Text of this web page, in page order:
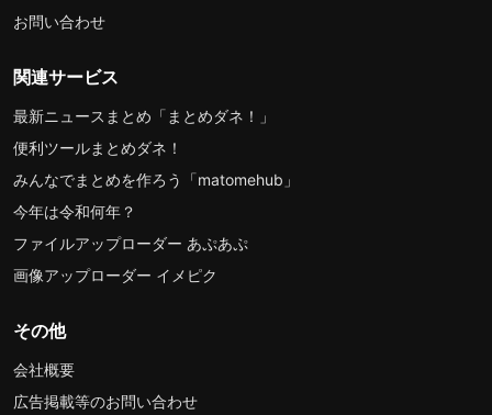
お問い合わせ
関連サービス
最新ニュースまとめ「まとめダネ！」
便利ツールまとめダネ！
みんなでまとめを作ろう「matomehub」
今年は令和何年？
ファイルアップローダー あぷあぷ
画像アップローダー イメピク
その他
会社概要
広告掲載等のお問い合わせ